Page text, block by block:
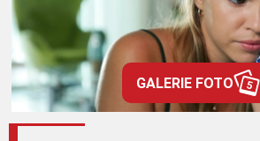
GALERIE FOTO 5